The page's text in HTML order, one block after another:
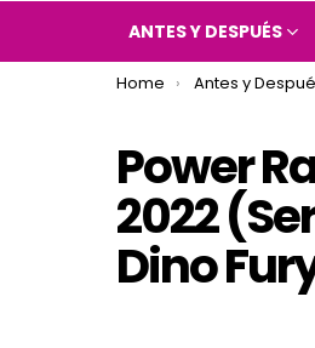
ANTES Y DESPUÉS
You are here:
Home Antes y
Power
2022
Dino